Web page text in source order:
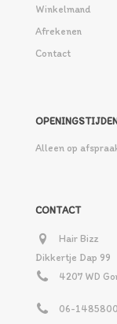
Winkelmand
Afrekenen
Contact
Alleen op
CONTACT
Hair Bizz
Dikkertje Dap 99
4207 WD
06-